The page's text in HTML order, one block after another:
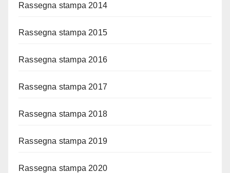
Rassegna stampa 2014
Rassegna stampa 2015
Rassegna stampa 2016
Rassegna stampa 2017
Rassegna stampa 2018
Rassegna stampa 2019
Rassegna stampa 2020